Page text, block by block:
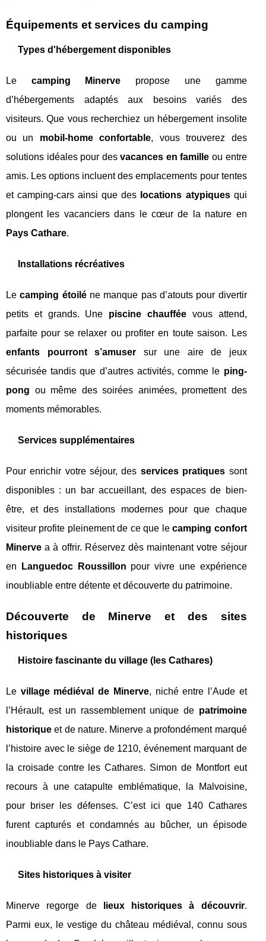
Équipements et services du camping
Types d'hébergement disponibles
Le camping Minerve propose une gamme
d’hébergements adaptés aux besoins variés des
visiteurs. Que vous recherchiez un hébergement insolite
ou un mobil-home confortable, vous trouverez des
solutions idéales pour desvacances en famille ou entre
amis. Les options incluent des emplacements pour tentes
et camping-cars ainsi que des locations atypiquesqui
plongent les vacanciers dans le cœur de la nature en
Pays Cathare.
Installations récréatives
Lecamping étoiléne manque pas d’atouts pour divertir
petits et grands. Une piscine chauffée vous attend,
parfaite pour se relaxer ou profiter en toute saison. Les
enfants pourront s’amuser sur une aire de jeux
sécurisée tandis que d’autres activités, comme le ping-
pong ou même des soirées animées, promettent des
moments mémorables.
Services supplémentaires
Pour enrichir votre séjour, des services pratiques sont
disponibles : un bar accueillant, des espaces de bien-
être, et des installations modernes pour que chaque
visiteur profite pleinement de ce que lecamping confort
Minerve a à offrir. Réservez dès maintenant votre séjour
en
Languedoc Roussillon pour vivre une expérience
inoubliable entre détente et découverte du patrimoine.
Découverte de Minerve et des sites
historiques
Histoire fascinante du village (les Cathares)
Le village médiéval de Minerve, niché entre l’Aude et
l’Hérault, est un rassemblement unique de patrimoine
historique et de nature. Minerve a profondément marqué
l’histoire avec le siège de 1210, événement marquant de
la croisade contre les Cathares. Simon de Montfort eut
recours à une catapulte emblématique, la Malvoisine,
pour briser les défenses. C’est ici que 140 Cathares
furent capturés et condamnés au bûcher, un épisode
inoubliable dans le Pays Cathare.
Sites historiques à visiter
Minerve regorge de lieux historiques à découvrir.
Parmi eux, le vestige du château médiéval, connu sous